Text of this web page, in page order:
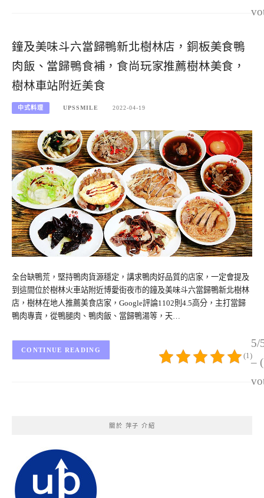
鐘及美味斗六當歸鴨新北樹林店，銅板美食鴨
肉飯、當歸鴨食補，食尚玩家推薦樹林美食，
樹林車站附近美食
中式料理 UPSSMILE 2022-04-19
全台缺鴨荒，堅持鴨肉貨源穩定，講求鴨肉好品質的店家，一定會提及
到這間位於樹林火車站附近博愛街夜市的鐘及美味斗六當歸鴨新北樹林
店，樹林在地人推薦美食店家，Google評論1102則4.5高分，主打當歸
鴨肉專賣，從鴨腿肉、鴨肉飯、當歸鴨湯等，天…
5/
–
(1)
CONTINUE READING
關於 萍子 介紹